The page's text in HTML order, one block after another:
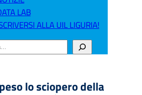
LAB
ALLA UIL LIGURIA!
lo sciopero della